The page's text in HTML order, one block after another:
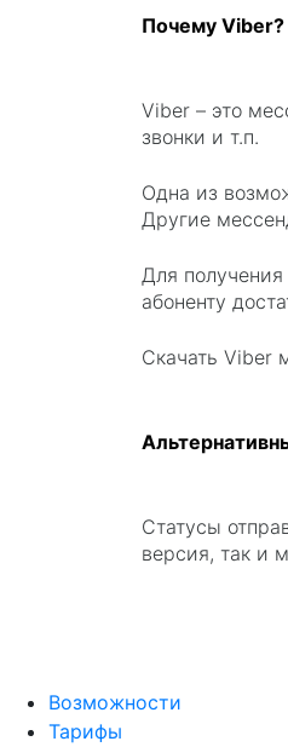
Почему Viber?
Viber – это
звонки и т.п.
Одна из
Другие
Для
абоненту
Скачать Viber
Статусы
версия, так и
Возможности
Тарифы